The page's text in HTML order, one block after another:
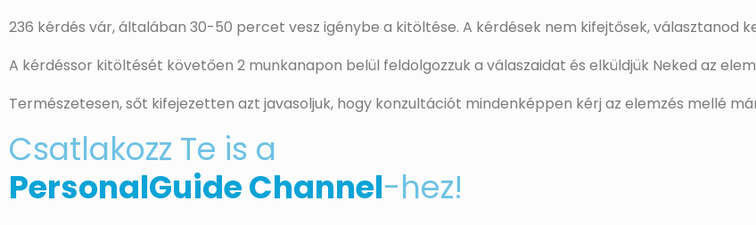
236 kérdés vár, általában 30-50 percet vesz igénybe a kitöltése. A kérdések nem kifejtősek, választanod
A kérdéssor kitöltését követően 2 munkanapon belül feldolgozzuk a válaszaidat és elküldjük Neked az
Természetesen, sőt kifejezetten azt javasoljuk, hogy konzultációt mindenképpen kérj az elemzés mellé
Csatlakozz Te is a
PersonalGuide Channel-hez!